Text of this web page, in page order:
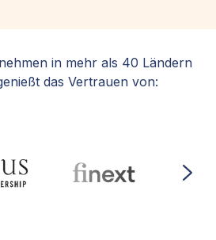
in mehr als 40 Ländern
das Vertrauen von: